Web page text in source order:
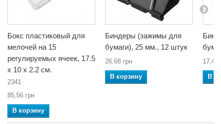
Бокс пластиковый для
мелочей на 15
регулируемых ячеек, 17.5
x 10 x 2.2 см.
2341
85,56 грн
В корзину
Биндеры (зажимы для
бумаги), 25 мм., 12 штук
26,68 грн
В корзину
17,48
В